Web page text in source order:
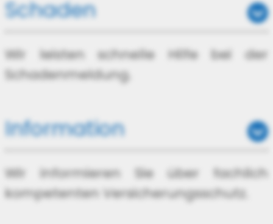
Schaden
Wir leisten schnelle Hilfe bei der
Schadenmeldung.
Information
Wir informieren Sie über fachlich
kompetenten Versicherungsschutz.